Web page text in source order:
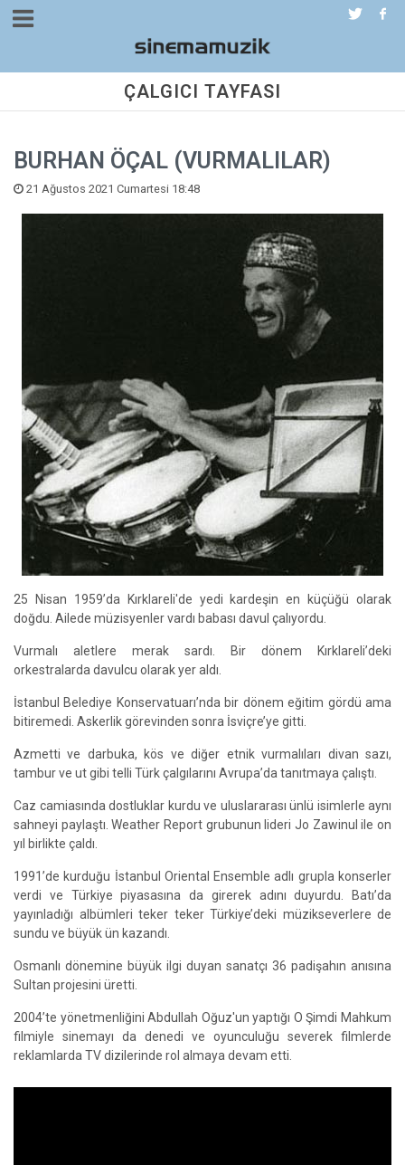
ÇALGICI TAYFASI
BURHAN ÖÇAL (VURMALILAR)
21 Ağustos 2021 Cumartesi 18:48
25 Nisan 1959’da Kırklareli'de yedi kardeşin en küçüğü olarak
doğdu. Ailede müzisyenler vardı babası davul çalıyordu.
Vurmalı aletlere merak sardı. Bir dönem Kırklareli’deki
orkestralarda davulcu olarak yer aldı.
İstanbul Belediye Konservatuarı’nda bir dönem eğitim gördü ama
bitiremedi. Askerlik görevinden sonra İsviçre’ye gitti.
Azmetti ve darbuka, kös ve diğer etnik vurmalıları divan sazı,
tambur ve ut gibi telli Türk çalgılarını Avrupa’da tanıtmaya çalıştı.
Caz camiasında dostluklar kurdu ve uluslararası ünlü isimlerle aynı
sahneyi paylaştı. Weather Report grubunun lideri Jo Zawinul ile on
yıl birlikte çaldı.
1991’de kurduğu İstanbul Oriental Ensemble adlı grupla konserler
verdi ve Türkiye piyasasına da girerek adını duyurdu. Batı’da
yayınladığı albümleri teker teker Türkiye’deki müzikseverlere de
sundu ve büyük ün kazandı.
Osmanlı dönemine büyük ilgi duyan sanatçı 36 padişahın anısına
Sultan projesini üretti.
2004’te yönetmenliğini Abdullah Oğuz'un yaptığı O Şimdi Mahkum
filmiyle sinemayı da denedi ve oyunculuğu severek filmlerde
reklamlarda TV dizilerinde rol almaya devam etti.